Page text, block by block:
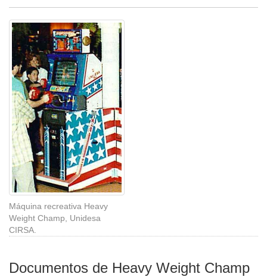
Máquina recreativa Heavy
Weight Champ, Unidesa
CIRSA.
Documentos de Heavy Weight Champ